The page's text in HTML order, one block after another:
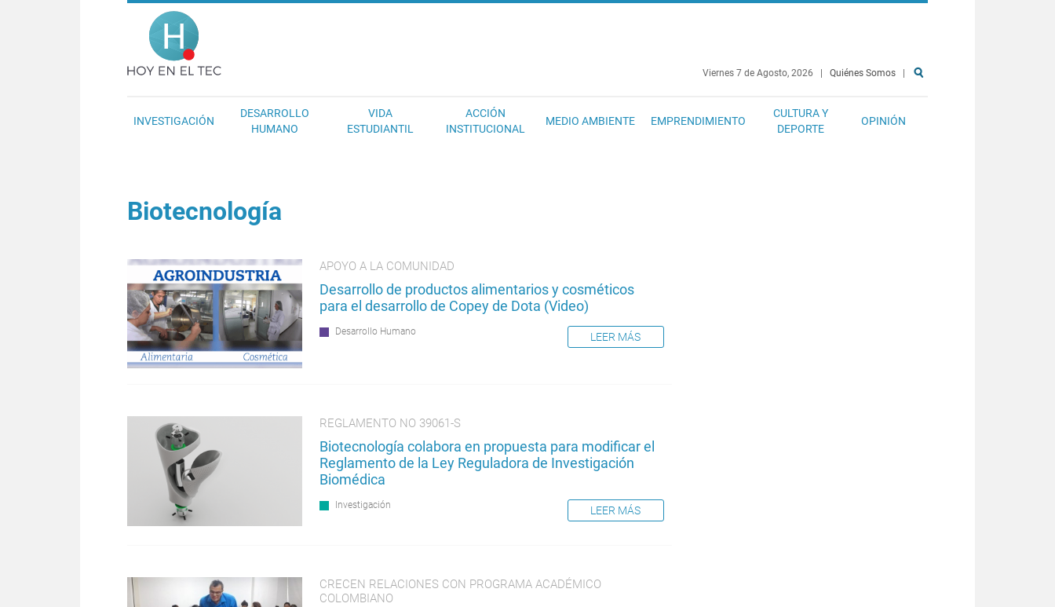
Pasar al contenido principal
Viernes 7 de Agosto, 2026 Quiénes Somos
INVESTIGACIÓN
DESARROLLO
HUMANO
VIDA
ESTUDIANTIL
ACCIÓN
INSTITUCIONAL
MEDIO AMBIENTE EMPRENDIMIENTO
CULTURA Y
DEPORTE
OPINIÓN
Biotecnología
APOYO A LA COMUNIDAD
Desarrollo de productos alimentarios y cosméticos
para el desarrollo de Copey de Dota (Video)
Desarrollo Humano LEER MÁS
REGLAMENTO NO 39061-S
Biotecnología colabora en propuesta para modificar el
Reglamento de la Ley Reguladora de Investigación
Biomédica
Investigación LEER MÁS
CRECEN RELACIONES CON PROGRAMA ACADÉMICO
COLOMBIANO